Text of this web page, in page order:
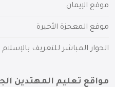
موقع الإيمان
موقع المعجزة الأخيرة
الحوار المباشر للتعريف بالإسلام
مواقع تعليم المهتدين